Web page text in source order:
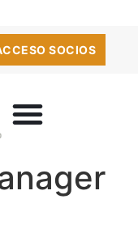
SOCIOS